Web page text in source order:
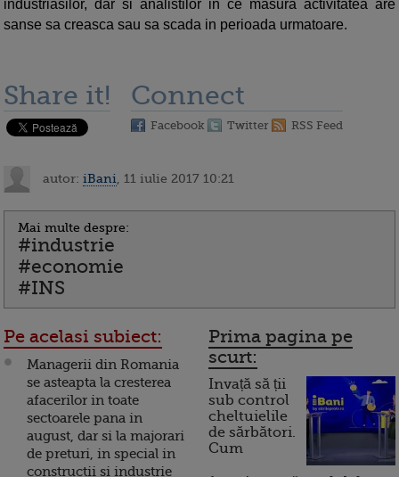
industriasilor, dar si analistilor in ce masura activitatea are
sanse sa creasca sau sa scada in perioada urmatoare.
Share it! Connect
Facebook Twitter RSS Feed
autor: iBani , 11 iulie 2017 10:21
Mai multe despre:
#industrie
#economie
#INS
Pe acelasi subiect:
Managerii din Romania
se asteapta la cresterea
afacerilor in toate
sectoarele pana in
august, dar si la majorari
de preturi, in special in
constructii si industrie
Prima pagina pe
scurt:
Invață să ții
sub control
cheltuielile
de sărbători.
Cum